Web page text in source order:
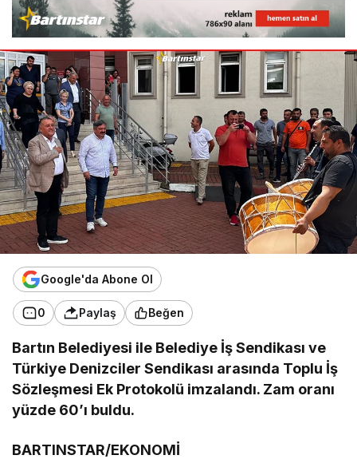
Google'da Abone Ol
0 Paylaş Beğen
Bartın Belediyesi ile Belediye İş Sendikası ve
Türkiye Denizciler Sendikası arasında Toplu İş
Sözleşmesi Ek Protokolü imzalandı. Zam oranı
yüzde 60’ı buldu.
BARTINSTAR/EKONOMİ